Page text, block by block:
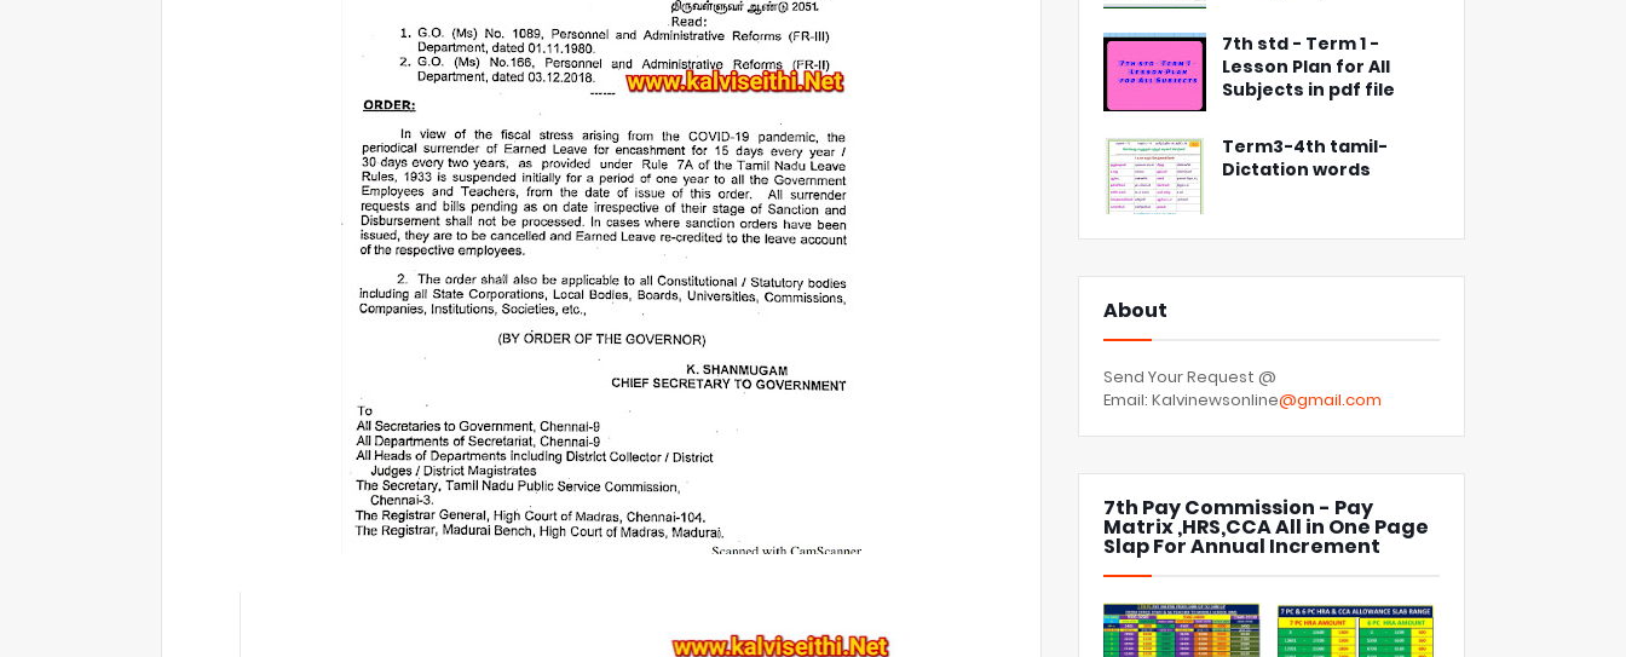
7th std - Term 1 -
Lesson Plan for All
Subjects in pdf file
Term3-4th tamil-
Dictation words
About
Send Your Request @
Email: Kalvinewsonline@gmail.com
7th Pay Commission - Pay
Matrix ,HRS,CCA All in One Page
Slap For Annual Increment